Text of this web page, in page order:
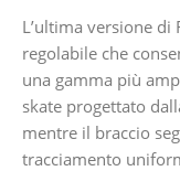
L’ultima versione di
regolabile che
una gamma più
skate progettato
mentre il braccio
tracciamento